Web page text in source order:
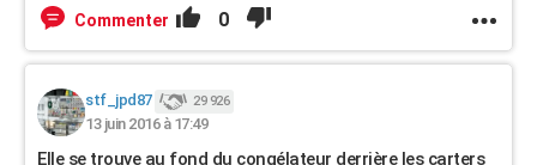
Commenter 0
stf_jpd87 29 926
13 juin 2016 à 17:49
Elle se trouve au fond du congélateur derrière les carters